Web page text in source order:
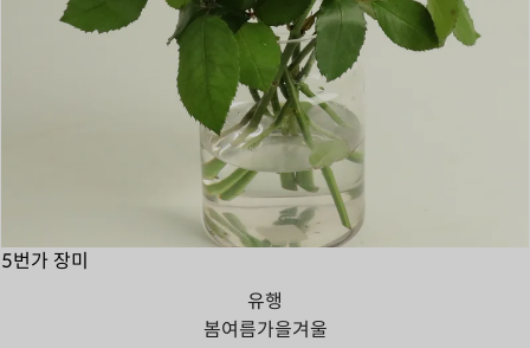
5번가 장미
유행
봄여름가을겨울